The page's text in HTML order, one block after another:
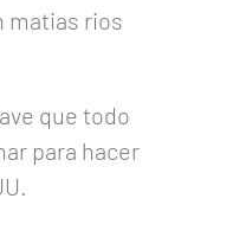
que todo
para hacer